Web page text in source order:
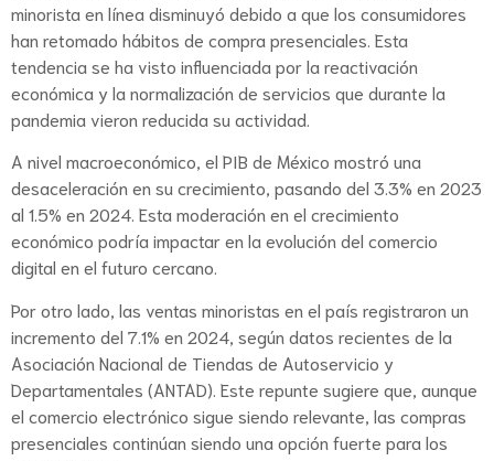
minorista en línea disminuyó debido a que los consumidores
han retomado hábitos de compra presenciales. Esta
tendencia se ha visto influenciada por la reactivación
económica y la normalización de servicios que durante la
pandemia vieron reducida su actividad.
A nivel macroeconómico, el PIB de México mostró una
desaceleración en su crecimiento, pasando del 3.3% en 2023
al 1.5% en 2024. Esta moderación en el crecimiento
económico podría impactar en la evolución del comercio
digital en el futuro cercano.
Por otro lado, las ventas minoristas en el país registraron un
incremento del 7.1% en 2024, según datos recientes de la
Asociación Nacional de Tiendas de Autoservicio y
Departamentales (ANTAD). Este repunte sugiere que, aunque
el comercio electrónico sigue siendo relevante, las compras
presenciales continúan siendo una opción fuerte para los